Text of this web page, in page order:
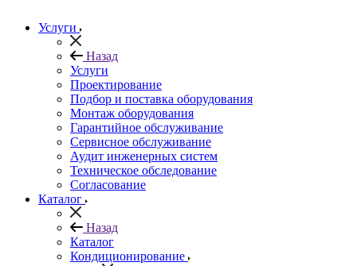
Услуги
Назад
Услуги
Проектирование
Подбор и поставка оборудования
Монтаж оборудования
Гарантийное обслуживание
Сервисное обслуживание
Аудит инженерных систем
Техническое обследование
Согласование
Каталог
Назад
Каталог
Кондиционирование